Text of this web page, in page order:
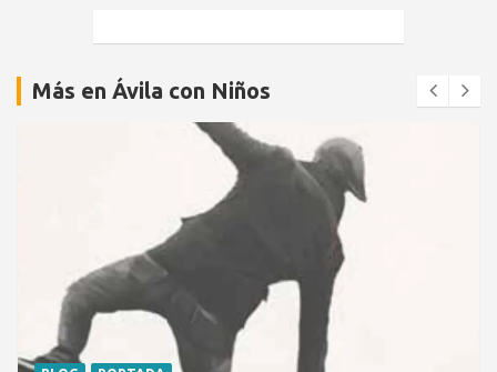
Más en Ávila con Niños